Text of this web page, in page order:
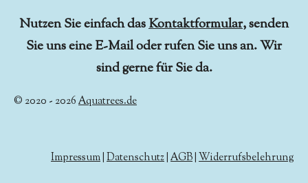
Nutzen Sie einfach dasKontaktformular, senden
Sie uns eine E-Mail oder rufen Sie uns an. Wir
sind gerne für Sie da.
© 2020 - 2026Aquatrees.de
Impressum Datenschutz AGB Widerrufsbelehrung